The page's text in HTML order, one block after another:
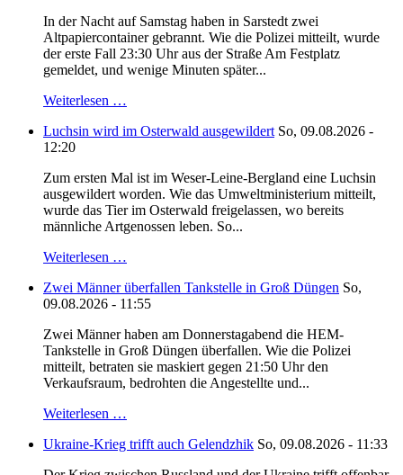
In der Nacht auf Samstag haben in Sarstedt zwei
Altpapiercontainer gebrannt. Wie die Polizei mitteilt, wurde
der erste Fall 23:30 Uhr aus der Straße Am Festplatz
gemeldet, und wenige Minuten später...
Weiterlesen …
Luchsin wird im Osterwald ausgewildert So, 09.08.2026 -
12:20
Zum ersten Mal ist im Weser-Leine-Bergland eine Luchsin
ausgewildert worden. Wie das Umweltministerium mitteilt,
wurde das Tier im Osterwald freigelassen, wo bereits
männliche Artgenossen leben. So...
Weiterlesen …
Zwei Männer überfallen Tankstelle in Groß Düngen So,
09.08.2026 - 11:55
Zwei Männer haben am Donnerstagabend die HEM-
Tankstelle in Groß Düngen überfallen. Wie die Polizei
mitteilt, betraten sie maskiert gegen 21:50 Uhr den
Verkaufsraum, bedrohten die Angestellte und...
Weiterlesen …
Ukraine-Krieg trifft auch Gelendzhik So, 09.08.2026 - 11:33